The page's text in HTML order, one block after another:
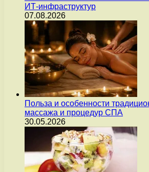
ИТ-инфраструктур
07.08.2026
Польза и особенности
массажа и процедур СПА
30.05.2026